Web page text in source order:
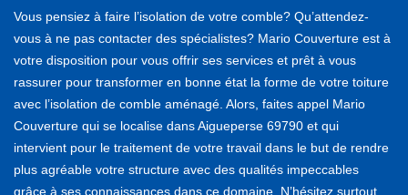
Vous pensiez à faire l’isolation de votre comble? Qu’attendez-
vous à ne pas contacter des spécialistes? Mario Couverture est à
votre disposition pour vous offrir ses services et prêt à vous
rassurer pour transformer en bonne état la forme de votre toiture
avec l’isolation de comble aménagé. Alors, faites appel Mario
Couverture qui se localise dans Aigueperse 69790 et qui
intervient pour le traitement de votre travail dans le but de rendre
plus agréable votre structure avec des qualités impeccables
grâce à ses connaissances dans ce domaine. N’hésitez surtout